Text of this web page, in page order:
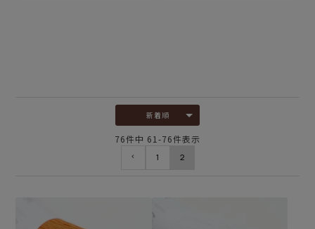
新着順
76件中 61 -76件表示
1 2